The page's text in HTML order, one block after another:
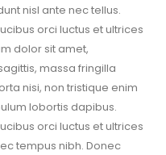
nisl ante nec tellus.
orci luctus et ultrices
dolor sit amet,
massa fringilla
nisi, non tristique enim
lobortis dapibus.
orci luctus et ultrices
tempus nibh. Donec